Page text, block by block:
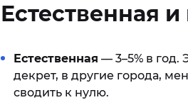
Естественная
Естественная — 3–5% в год.
декрет, в другие города,
сводить к нулю.